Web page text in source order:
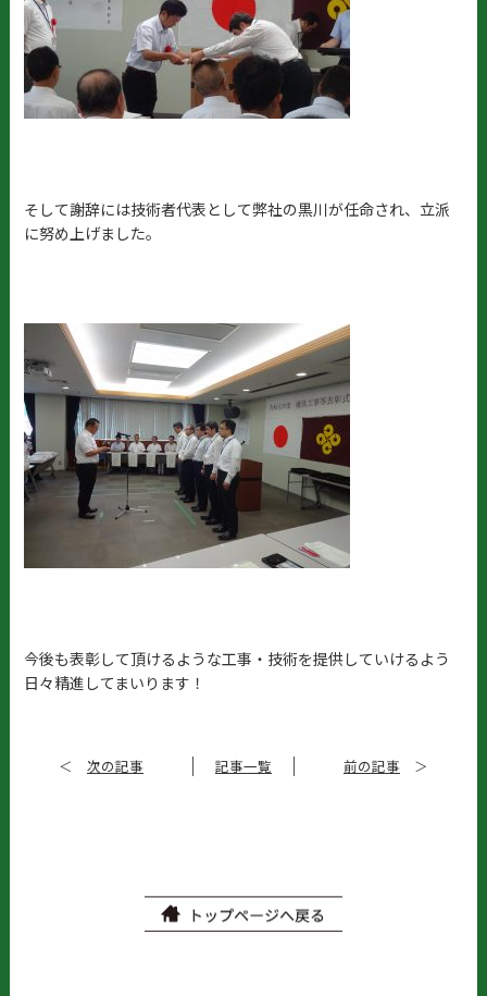
そして謝辞には技術者代表として弊社の黒川が任命され、立派
に努め上げました。
今後も表彰して頂けるような工事・技術を提供していけるよう
日々精進してまいります！
＜ 次の記事 記事一覧 前の記事 ＞